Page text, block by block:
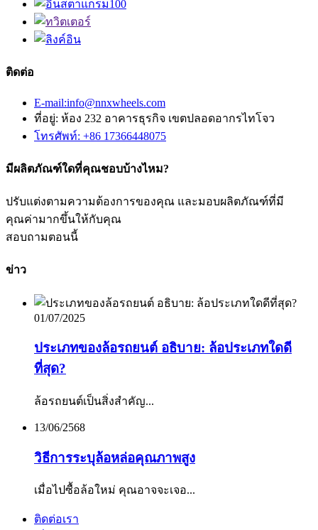
ติดต่อ
E-mail:info@nnxwheels.com
ที่อยู่: ห้อง 232 อาคารธุรกิจ เขตปลอดอากรไทโจว
โทรศัพท์: +86 17366448075
มีผลิตภัณฑ์ใดที่คุณชอบบ้างไหม?
ปรับแต่งตามความต้องการของคุณ และมอบผลิตภัณฑ์ที่มี
คุณค่ามากขึ้นให้กับคุณ
สอบถามตอนนี้
ข่าว
01/07/2025
ประเภทของล้อรถยนต์ อธิบาย: ล้อประเภทใดดี
ที่สุด?
ล้อรถยนต์เป็นสิ่งสำคัญ...
13/06/2568
วิธีการระบุล้อหล่อคุณภาพสูง
เมื่อไปซื้อล้อใหม่ คุณอาจจะเจอ...
ติดต่อเรา